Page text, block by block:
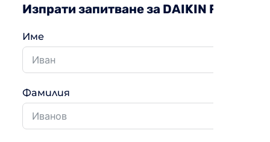
Изпрати запитване за DAIKIN
Име
Фамилия